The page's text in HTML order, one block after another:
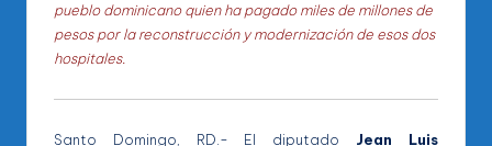
pueblo dominicano quien ha pagado miles de millones de
pesos por la reconstrucción y modernización de esos dos
hospitales.
Santo Domingo, RD.- El diputado Jean Luis